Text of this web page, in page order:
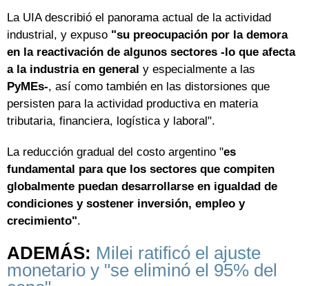
La UIA describió el panorama actual de la actividad
industrial, y expuso "su preocupación por la demora
en la reactivación de algunos sectores -lo que afecta
a la industria en general y especialmente a las
PyMEs-, así como también en las distorsiones que
persisten para la actividad productiva en materia
tributaria, financiera, logística y laboral".
La reducción gradual del costo argentino "es
fundamental para que los sectores que compiten
globalmente puedan desarrollarse en igualdad de
condiciones y sostener inversión, empleo y
crecimiento".
ADEMÁS: Milei ratificó el ajuste
monetario y "se eliminó el 95% del